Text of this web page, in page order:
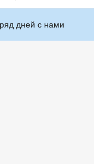
дней с нами